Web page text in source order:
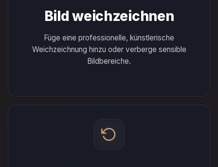
Bild weichzeichnen
Füge eine professionelle, künstlerische
Weichzeichnung hinzu oder verberge sensible
Bildbereiche.